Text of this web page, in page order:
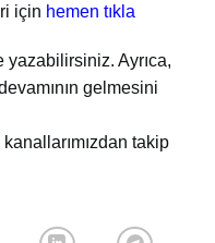
için hemen tıkla
yazabilirsiniz. Ayrıca,
gelmesini
kanallarımızdan takip